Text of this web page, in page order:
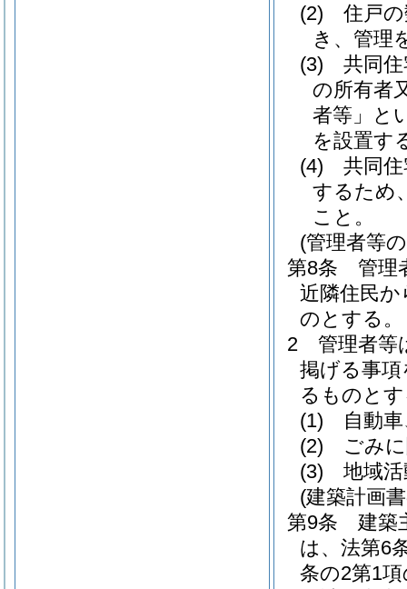
(2)
住戸
き、管理
(3)
共同
の所有者
者等」と
を設置す
(4)
共同
するため
こと。
(管理者等
第8条
管理
近隣住民
のとする。
2
管理者等
掲げる事
るものと
(1)
自動
(2)
ごみ
(3)
地域
(建築計画
第9条
建築
は、法第6
条の2第1